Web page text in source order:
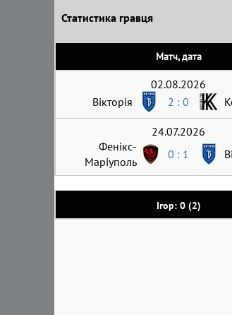
Статистика гравця
Матч, дата
Ігор: 0 (2)
02.08.2026
Вікторія
2 : 0
24.07.2026
Фенікс-
Маріуполь
0 : 1